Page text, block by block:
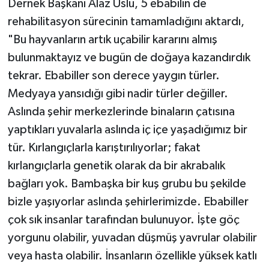
Dernek Başkanı Alaz Uslu, 5 ebabilin de
rehabilitasyon sürecinin tamamladığını aktardı,
"Bu hayvanların artık uçabilir kararını almış
bulunmaktayız ve bugün de doğaya kazandırdık
tekrar. Ebabiller son derece yaygın türler.
Medyaya yansıdığı gibi nadir türler değiller.
Aslında şehir merkezlerinde binaların çatısına
yaptıkları yuvalarla aslında iç içe yaşadığımız bir
tür. Kırlangıçlarla karıştırılıyorlar; fakat
kırlangıçlarla genetik olarak da bir akrabalık
bağları yok. Bambaşka bir kuş grubu bu şekilde
bizle yaşıyorlar aslında şehirlerimizde. Ebabiller
çok sık insanlar tarafından bulunuyor. İşte göç
yorgunu olabilir, yuvadan düşmüş yavrular olabilir
veya hasta olabilir. İnsanların özellikle yüksek katlı
Vasıta